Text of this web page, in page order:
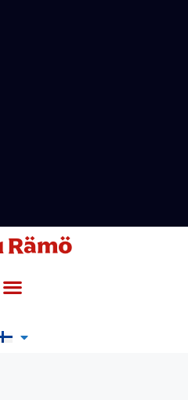
Rämö